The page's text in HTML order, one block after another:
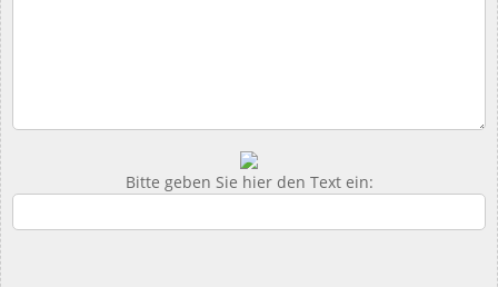
Bitte geben Sie hier den Text ein: